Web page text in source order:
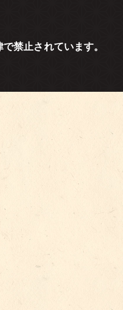
禁止されています。